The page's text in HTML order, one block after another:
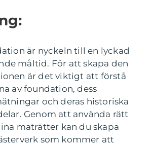
är nyckeln till en lyckad
måltid. För att skapa den
är det viktigt att förstå
av foundation, dess
och deras historiska
Genom att använda rätt
maträtter kan du skapa
som kommer att